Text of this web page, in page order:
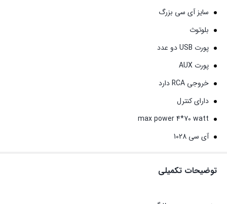
سایز آی سی بزرگ
بلوتوث
پورت USB دو عدد
پورت AUX
خروجی RCA دارد
دارای کنترل
max power 4*70 watt
آی سی 1028
توضیحات تکمیلی